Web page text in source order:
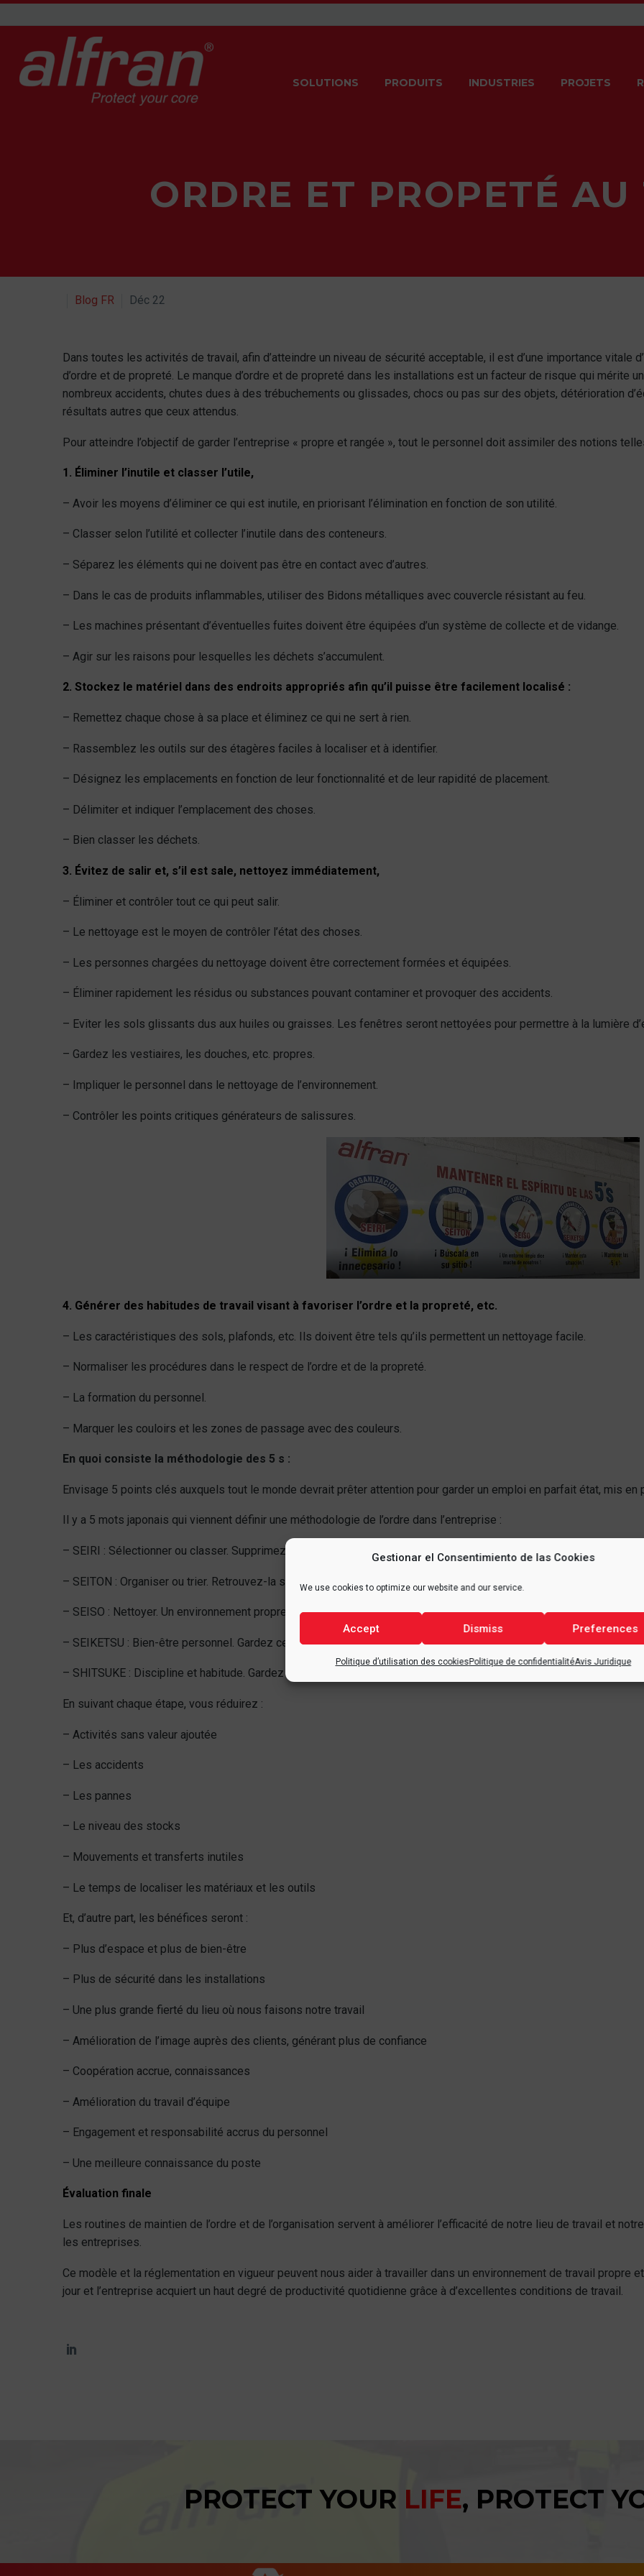
Gestionar el Consentimiento de las Cookies
We use cookies to optimize our website and our service.
Accept Dismiss Preferences
Politique d’utilisation des cookiesPolitique de confidentialitéAvis Juridique
SOLUTIONS PRODUITS INDUSTRIES PROJETS
ORDRE ET PROPETÉ
Blog FR Déc 22
Dans toutes les activités de travail, afin d’atteindre un niveau de sécurité acceptable, il est d’une importance vitale
d’ordre et de propreté. Le manque d’ordre et de propreté dans les installations est un facteur de risque qui mérite
nombreux accidents, chutes dues à des trébuchements ou glissades, chocs ou pas sur des objets, détérioration
résultats autres que ceux attendus.
Pour atteindre l’objectif de garder l’entreprise « propre et rangée », tout le personnel doit assimiler des notions
1. Éliminer l’inutile et classer l’utile,
– Avoir les moyens d’éliminer ce qui est inutile, en priorisant l’élimination en fonction de son utilité.
– Classer selon l’utilité et collecter l’inutile dans des conteneurs.
– Séparez les éléments qui ne doivent pas être en contact avec d’autres.
– Dans le cas de produits inflammables, utiliser des Bidons métalliques avec couvercle résistant au feu.
– Les machines présentant d’éventuelles fuites doivent être équipées d’un système de collecte et de vidange.
– Agir sur les raisons pour lesquelles les déchets s’accumulent.
2. Stockez le matériel dans des endroits appropriés afin qu’il puisse être facilement localisé :
– Remettez chaque chose à sa place et éliminez ce qui ne sert à rien.
– Rassemblez les outils sur des étagères faciles à localiser et à identifier.
– Désignez les emplacements en fonction de leur fonctionnalité et de leur rapidité de placement.
– Délimiter et indiquer l’emplacement des choses.
– Bien classer les déchets.
3. Évitez de salir et, s’il est sale, nettoyez immédiatement,
– Éliminer et contrôler tout ce qui peut salir.
– Le nettoyage est le moyen de contrôler l’état des choses.
– Les personnes chargées du nettoyage doivent être correctement formées et équipées.
– Éliminer rapidement les résidus ou substances pouvant contaminer et provoquer des accidents.
– Eviter les sols glissants dus aux huiles ou graisses. Les fenêtres seront nettoyées pour permettre à la lumière
– Gardez les vestiaires, les douches, etc. propres.
– Impliquer le personnel dans le nettoyage de l’environnement.
– Contrôler les points critiques générateurs de salissures.
4. Générer des habitudes de travail visant à favoriser l’ordre et la propreté, etc.
– Les caractéristiques des sols, plafonds, etc. Ils doivent être tels qu’ils permettent un nettoyage facile.
– Normaliser les procédures dans le respect de l’ordre et de la propreté.
– La formation du personnel.
– Marquer les couloirs et les zones de passage avec des couleurs.
En quoi consiste la méthodologie des 5 s :
Envisage 5 points clés auxquels tout le monde devrait prêter attention pour garder un emploi en parfait état, mis en
Il y a 5 mots japonais qui viennent définir une méthodologie de l’ordre dans l’entreprise :
– SEIRI : Sélectionner ou classer. Supprimez l’inutile !
– SEITON : Organiser ou trier. Retrouvez-la sur son site !
– SEISO : Nettoyer. Un environnement propre en dit long sur nous !
– SEIKETSU : Bien-être personnel. Gardez cette situation!
– SHITSUKE : Discipline et habitude. Gardez les 5s!
En suivant chaque étape, vous réduirez :
– Activités sans valeur ajoutée
– Les accidents
– Les pannes
– Le niveau des stocks
– Mouvements et transferts inutiles
– Le temps de localiser les matériaux et les outils
Et, d’autre part, les bénéfices seront :
– Plus d’espace et plus de bien-être
– Plus de sécurité dans les installations
– Une plus grande fierté du lieu où nous faisons notre travail
– Amélioration de l’image auprès des clients, générant plus de confiance
– Coopération accrue, connaissances
– Amélioration du travail d’équipe
– Engagement et responsabilité accrus du personnel
– Une meilleure connaissance du poste
Évaluation finale
Les routines de maintien de l’ordre et de l’organisation servent à améliorer l’efficacité de notre lieu de travail et
les entreprises.
Ce modèle et la réglementation en vigueur peuvent nous aider à travailler dans un environnement de travail propre
jour et l’entreprise acquiert un haut degré de productivité quotidienne grâce à d’excellentes conditions de travail.
PROTECT YOUR LIFE, PROTECT